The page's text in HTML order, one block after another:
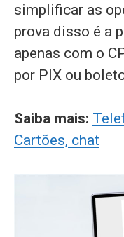
simplificar as
prova disso é a
apenas com o
por PIX ou
Saiba mais:
Cartões, chat